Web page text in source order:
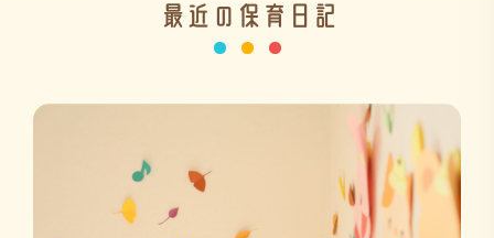
最近の保育日記